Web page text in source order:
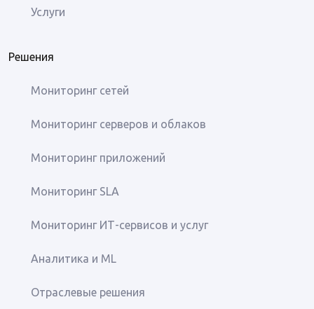
Услуги
Решения
Мониторинг сетей
Мониторинг серверов и облаков
Мониторинг приложений
Мониторинг SLA
Мониторинг ИТ-сервисов и услуг
Аналитика и ML
Отраслевые решения